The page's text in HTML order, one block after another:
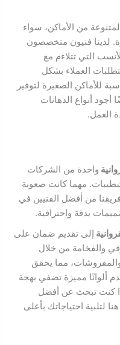
من الأماكن، سواء
لدينا فنيون متخصصون
التي تتلاءم مع
العملاء بشكل
للأماكن الصغيرة لتوفير
أنواع الدهانات
العمل.
واحدة من الشركات
مهما كانت صعوبة
من أفضل الفنيين في
بدقة واحترافية.
إلى تقديم ضمان على
والفخامة من خلال
مما يحقق
ألوانًا مميزة تضفي بهجة
كنت تبحث عن أفضل
لتلبية احتياجاتك بأعلى